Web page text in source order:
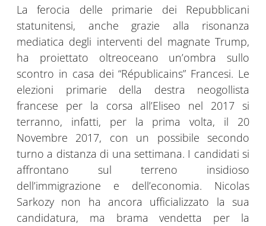
La ferocia delle primarie dei Repubblicani
statunitensi, anche grazie alla risonanza
mediatica degli interventi del magnate Trump,
ha proiettato oltreoceano un’ombra sullo
scontro in casa dei “Républicains” Francesi. Le
elezioni primarie della destra neogollista
francese per la corsa all’Eliseo nel 2017 si
terranno, infatti, per la prima volta, il 20
Novembre 2017, con un possibile secondo
turno a distanza di una settimana. I candidati si
affrontano sul terreno insidioso
dell’immigrazione e dell’economia. Nicolas
Sarkozy non ha ancora ufficializzato la sua
candidatura, ma brama vendetta per la